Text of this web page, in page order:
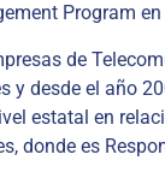
Program
de
y desde el año
estatal en
donde es